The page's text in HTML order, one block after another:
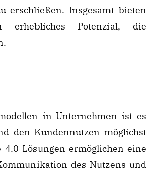
erschließen. Insgesamt bieten
erhebliches Potenzial, die
in Unternehmen ist es
den Kundennutzen möglichst
Lösungen ermöglichen eine
des Nutzens und